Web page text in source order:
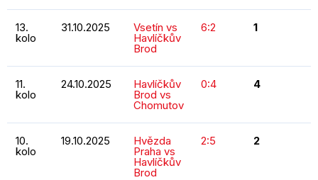
13.
kolo
31.10.2025 Vsetín vs
Havlíčkův
Brod
6:2 1
11.
kolo
24.10.2025 Havlíčkův
Brod vs
Chomutov
0:4 4
10.
kolo
19.10.2025 Hvězda
Praha vs
Havlíčkův
Brod
2:5 2